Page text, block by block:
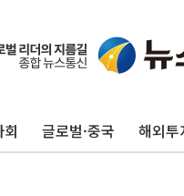
회 글로벌·중국 해외투
펄